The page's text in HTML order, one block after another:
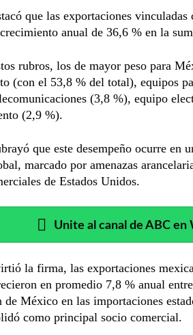
que las exportaciones
anual de 36,6 % en la
rubros, los de mayor peso para
(con el 53,8 % del total), equipos
(3,8 %), equipo
(2,9 %).
que este desempeño ocurre en
marcado por amenazas
de Estados Unidos.
Unite al canal de ABC en
la firma, las exportaciones
en promedio 7,8 % anual
de México en las importaciones
como principal socio comercial.